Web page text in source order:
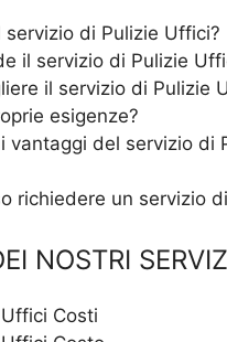
servizio di Pulizie Uffici?
il servizio di Pulizie
il servizio di Pulizie
esigenze?
vantaggi del servizio di
richiedere un servizio
NOSTRI
Costi